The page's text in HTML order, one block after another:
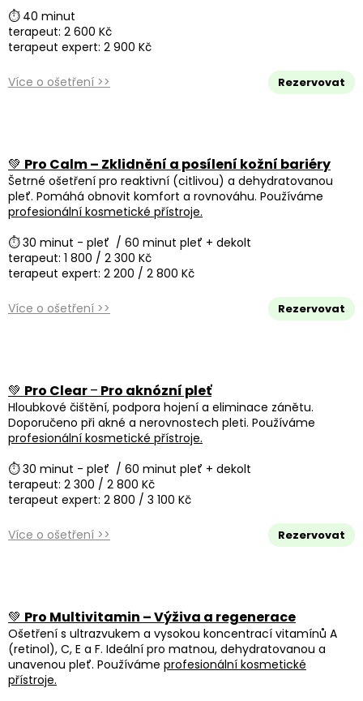
⏱ 40 minut
terapeut: 2 600 Kč
terapeut expert: 2 900 Kč
Více o ošetření >> Rezervovat
💚 Pro Calm – Zklidnění a posílení kožní bariéry
Šetrné ošetření pro reaktivní (citlivou) a dehydratovanou
pleť. Pomáhá obnovit komfort a rovnováhu. Používáme
profesionální kosmetické přístroje.
⏱ 30 minut - pleť / 60 minut pleť + dekolt
terapeut: 1 800 / 2 300 Kč
terapeut expert: 2 200 / 2 800 Kč
Více o ošetření >> Rezervovat
💚 Pro Clear– Pro aknózní pleť
Hloubkové čištění, podpora hojení a eliminace zánětu.
Doporučeno při akné a nerovnostech pleti. Používáme
profesionální kosmetické přístroje.
⏱ 30 minut - pleť / 60 minut pleť + dekolt
terapeut: 2 300 / 2 800 Kč
terapeut expert: 2 800 / 3 100 Kč
Více o ošetření >> Rezervovat
💚 Pro Multivitamin – Výživa a regenerace
Ošetření s ultrazvukem a vysokou koncentrací vitamínů A
(retinol), C, E a F. Ideální pro matnou, dehydratovanou a
unavenou pleť. Používáme profesionální kosmetické
přístroje.